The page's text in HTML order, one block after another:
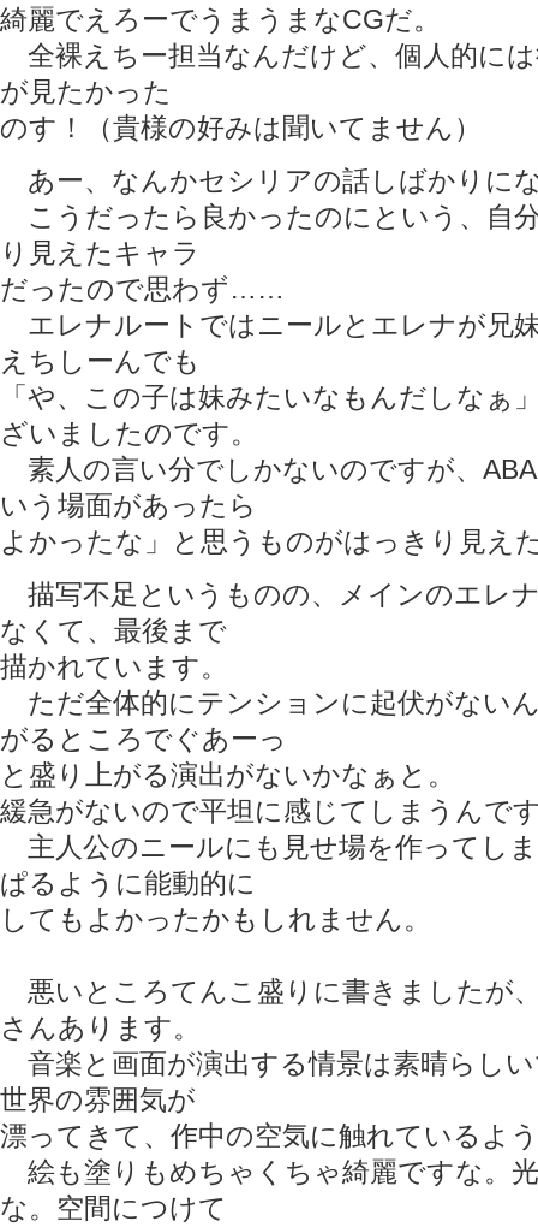
綺麗でえろーでうまうまなCGだ。
全裸えちー担当なんだけど、個人的に
が見たかった
のす！（貴様の好みは聞いてません）
あー、なんかセシリアの話しばかりに
こうだったら良かったのにという、自
り見えたキャラ
だったので思わず……
エレナルートではニールとエレナが兄
えちしーんでも
「や、この子は妹みたいなもんだしなぁ
ざいましたのです。
素人の言い分でしかないのですが、
いう場面があったら
よかったな」と思うものがはっきり見え
描写不足というものの、メインのエレ
なくて、最後まで
描かれています。
ただ全体的にテンションに起伏がない
がるところでぐあーっ
と盛り上がる演出がないかなぁと。
緩急がないので平坦に感じてしまうんで
主人公のニールにも見せ場を作ってし
ぱるように能動的に
してもよかったかもしれません。
悪いところてんこ盛りに書きましたが
さんあります。
音楽と画面が演出する情景は素晴らし
世界の雰囲気が
漂ってきて、作中の空気に触れているよ
絵も塗りもめちゃくちゃ綺麗ですな。
な。空間につけて